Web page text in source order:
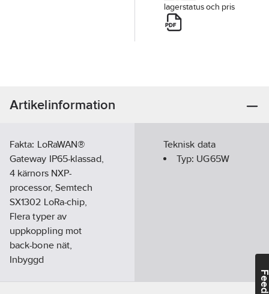
lagerstatus och pris
Artikelinformation
Fakta: LoRaWAN®
Gateway IP65-klassad,
4 kärnors NXP-
processor, Semtech
SX1302 LoRa-chip,
Flera typer av
uppkoppling mot
back-bone nät,
Inbyggd
Teknisk data
Typ: UG65W